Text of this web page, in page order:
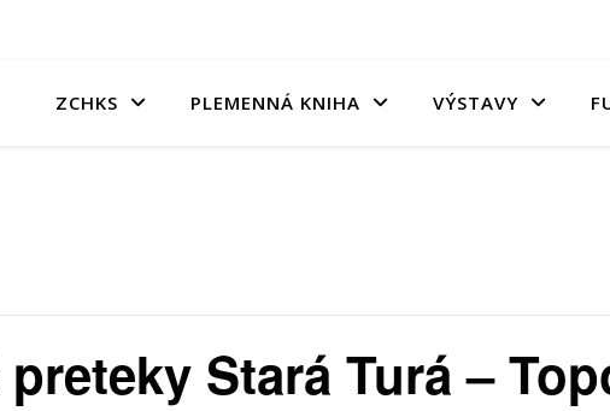
ZCHKS PLEMENNÁ KNIHA VÝSTAVY
Stará Turá –